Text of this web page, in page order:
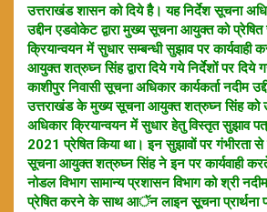
उत्तराखंड शासन को दिये हैै। यह निर्देश सूचना
उद्दीन एडवोकेट द्वारा मुख्य सूचना आयुक्त को
क्रियान्वयन में सुधार सम्बन्धी सुझाव पर
आयुक्त शत्रुघ्न सिंह द्वारा दिये गये निर्देशों पर दिये
काशीपुर निवासी सूचना अधिकार कार्यकर्ता नदीम
उत्तराखंड के मुख्य सूचना आयुक्त शत्रुघ्न सिंह को
अधिकार क्रियान्वयन में सुधार हेतु विस्तृत सुझाव
2021 प्रेषित किया था। इन सुझावों पर गंभीरता
सूचना आयुक्त शत्रुघ्न सिंह ने इन पर कार्यवाही
नोडल विभाग सामान्य प्रशासन विभाग को श्री
प्रेषित करने के साथ आॅन लाइन सूूचना प्रार्थना